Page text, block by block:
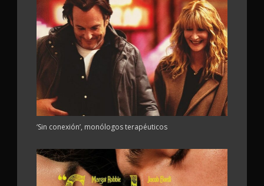
‘Sin conexión’, monólogos terapéuticos